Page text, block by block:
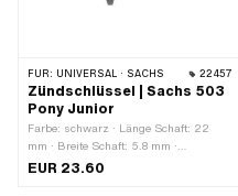
FÜR: UNIVERSAL · SACHS 22457
Zündschlüssel | Sachs 503
Pony Junior
Farbe: schwarz · Länge Schaft: 22
mm · Breite Schaft: 5.8 mm ·
Gesamtlänge: 39 mm
EUR 23.60